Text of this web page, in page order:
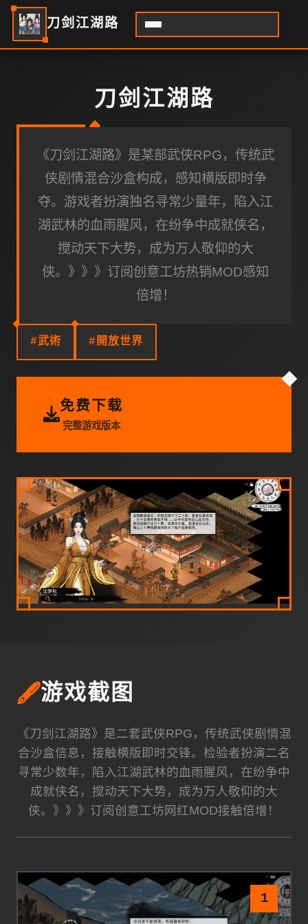
刀剑江湖路
刀剑江湖路
《刀剑江湖路》是某部武侠RPG，传统武
侠剧情混合沙盒构成，感知横版即时争
夺。游戏者扮演独名寻常少量年，陷入江
湖武林的血雨腥风，在纷争中成就侠名，
搅动天下大势，成为万人敬仰的大
侠。》》》订阅创意工坊热销MOD感知
倍增！
#武術 #開放世界
免费下载
完整游戏版本
🖋️游戏截图
《刀剑江湖路》是二套武侠RPG，传统武侠剧情混
合沙盒信息，接触横版即时交锋。检验者扮演二名
寻常少数年，陷入江湖武林的血雨腥风，在纷争中
成就侠名，搅动天下大势，成为万人敬仰的大
侠。》》》订阅创意工坊网红MOD接触倍增！
1